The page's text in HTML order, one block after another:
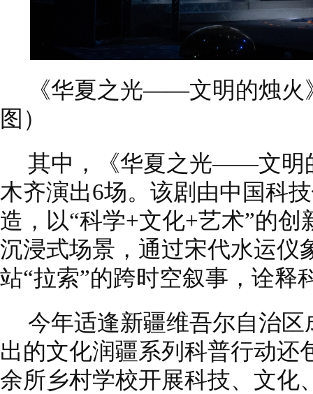
《华夏之光——文明的烛火
图）
其中，《华夏之光——文明
木齐演出6场。该剧由中国科
造，以“科学+文化+艺术”的
沉浸式场景，通过宋代水运仪
站“拉索”的跨时空叙事，诠释
今年适逢新疆维吾尔自治
出的文化润疆系列科普行动还
余所乡村学校开展科技、文化